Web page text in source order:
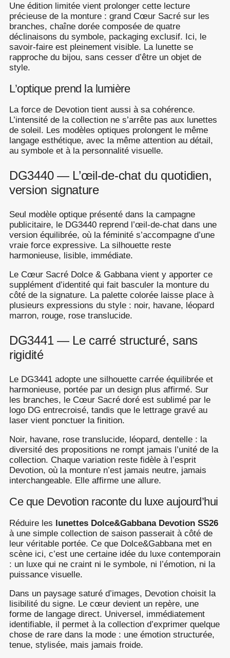
Une édition limitée vient prolonger cette lecture
précieuse de la monture : grand Cœur Sacré sur les
branches, chaîne dorée composée de quatre
déclinaisons du symbole, packaging exclusif. Ici, le
savoir-faire est pleinement visible. La lunette se
rapproche du bijou, sans cesser d’être un objet de
style.
L’optique prend la lumière
La force de Devotion tient aussi à sa cohérence.
L’intensité de la collection ne s’arrête pas aux lunettes
de soleil. Les modèles optiques prolongent le même
langage esthétique, avec la même attention au détail,
au symbole et à la personnalité visuelle.
DG3440 — L’œil-de-chat du quotidien,
version signature
Seul modèle optique présenté dans la campagne
publicitaire, le DG3440 reprend l’œil-de-chat dans une
version équilibrée, où la féminité s’accompagne d’une
vraie force expressive. La silhouette reste
harmonieuse, lisible, immédiate.
Le Cœur Sacré Dolce & Gabbana vient y apporter ce
supplément d’identité qui fait basculer la monture du
côté de la signature. La palette colorée laisse place à
plusieurs expressions du style : noir, havane, léopard
marron, rouge, rose translucide.
DG3441 — Le carré structuré, sans
rigidité
Le DG3441 adopte une silhouette carrée équilibrée et
harmonieuse, portée par un design plus affirmé. Sur
les branches, le Cœur Sacré doré est sublimé par le
logo DG entrecroisé, tandis que le lettrage gravé au
laser vient ponctuer la finition.
Noir, havane, rose translucide, léopard, dentelle : la
diversité des propositions ne rompt jamais l’unité de la
collection. Chaque variation reste fidèle à l’esprit
Devotion, où la monture n’est jamais neutre, jamais
interchangeable. Elle affirme une allure.
Ce que Devotion raconte du luxe aujourd’hui
Réduire les lunettes Dolce&Gabbana Devotion SS26
à une simple collection de saison passerait à côté de
leur véritable portée. Ce que Dolce&Gabbana met en
scène ici, c’est une certaine idée du luxe contemporain
: un luxe qui ne craint ni le symbole, ni l’émotion, ni la
puissance visuelle.
Dans un paysage saturé d’images, Devotion choisit la
lisibilité du signe. Le cœur devient un repère, une
forme de langage direct. Universel, immédiatement
identifiable, il permet à la collection d’exprimer quelque
chose de rare dans la mode : une émotion structurée,
tenue, stylisée, mais jamais froide.